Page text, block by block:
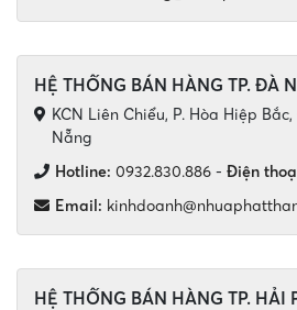
HỆ THỐNG BÁN HÀNG TP. ĐÀ
KCN Liên Chiểu, P. Hòa Hiệp
Nẵng
Hotline: 0932.830.886 - Điện
Email:
HỆ THỐNG BÁN HÀNG TP. HẢI